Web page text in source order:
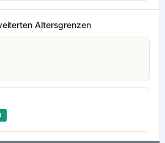
Altersgrenzen